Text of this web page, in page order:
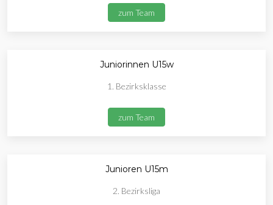
zum Team
Juniorinnen U15w
1. Bezirksklasse
zum Team
Junioren U15m
2. Bezirksliga